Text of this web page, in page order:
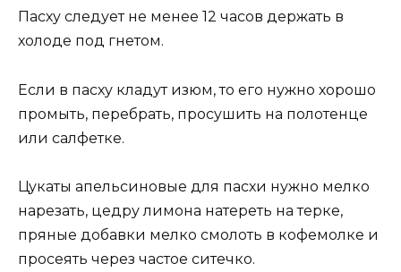
Пасху следует не менее 12 часов держать в
холоде под гнетом.
Если в пасху кладут изюм, то его нужно хорошо
промыть, перебрать, просушить на полотенце
или салфетке.
Цукаты апельсиновые для пасхи нужно мелко
нарезать, цедру лимона натереть на терке,
пряные добавки мелко смолоть в кофемолке и
просеять через частое ситечко.